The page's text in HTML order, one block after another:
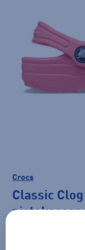
Crocs
Classic